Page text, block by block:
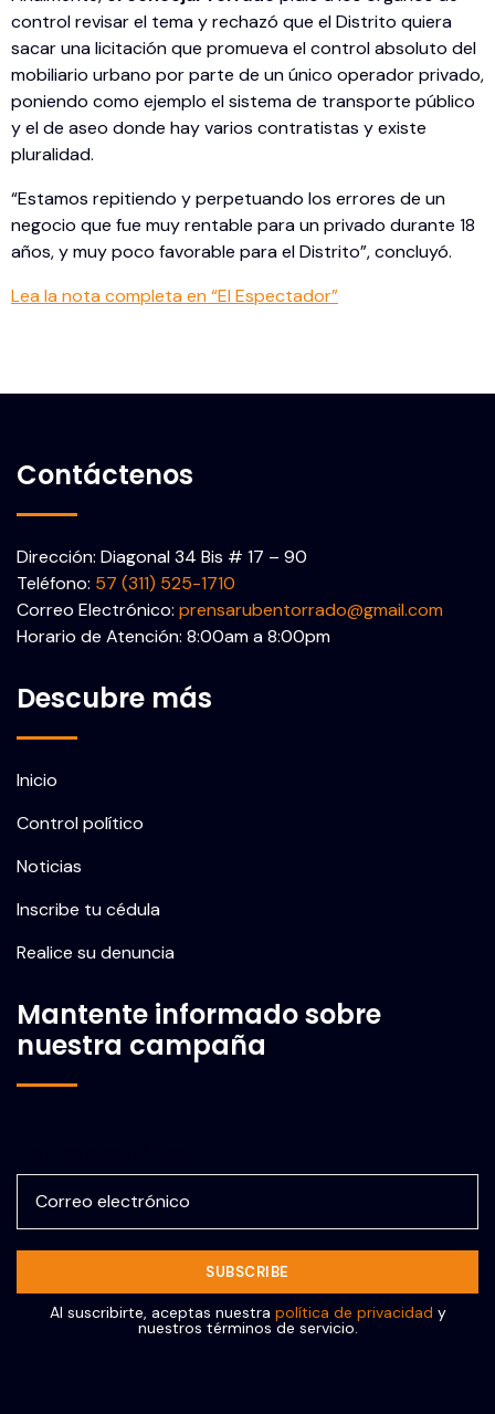
control revisar el tema y rechazó que el Distrito quiera
sacar una licitación que promueva el control absoluto del
mobiliario urbano por parte de un único operador privado,
poniendo como ejemplo el sistema de transporte público
y el de aseo donde hay varios contratistas y existe
pluralidad.
“Estamos repitiendo y perpetuando los errores de un
negocio que fue muy rentable para un privado durante 18
años, y muy poco favorable para el Distrito”, concluyó.
Lea la nota completa en “El Espectador”
Contáctenos
Dirección: Diagonal 34 Bis # 17 – 90
Teléfono: 57 (311) 525-1710
Correo Electrónico: prensarubentorrado@gmail.com
Horario de Atención: 8:00am a 8:00pm
Descubre más
Inicio
Control político
Noticias
Inscribe tu cédula
Realice su denuncia
Mantente informado sobre
nuestra campaña
Al suscribirte, aceptas nuestra política de privacidad y
nuestros términos de servicio.